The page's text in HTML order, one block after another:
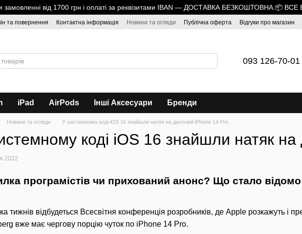
замовленні від 1700 грн і оплаті за реквізитами IBAN — ДОСТАВКА БЕЗКОШТОВНА.📦
та повернення Контактна інформація Новини та огляди Публічна оферта Відгуки про магазин
093 126-70-01
iPad AirPods Інші Аксесуари Бренди
Новини та огляди У системному коді iOS 16 знайшли натяк на дисплей iPhone 14 Pro
коді iOS 16 знайшли натяк
2022
програмістів чи прихований анонс? Що стало
тижнів відбудеться Всесвітня конференція розробників, де Apple розкажуть і
вже має чергову порцію чуток по iPhone 14 Pro.